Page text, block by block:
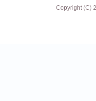
Copyright (C)